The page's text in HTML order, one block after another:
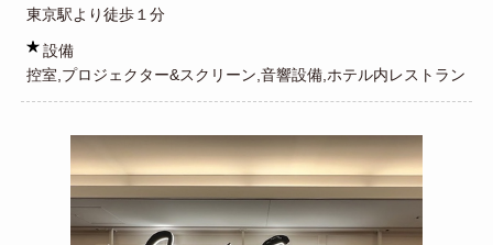
東京駅より徒歩１分
設備
控室,プロジェクター&スクリーン,音響設備,ホテル内レストラン